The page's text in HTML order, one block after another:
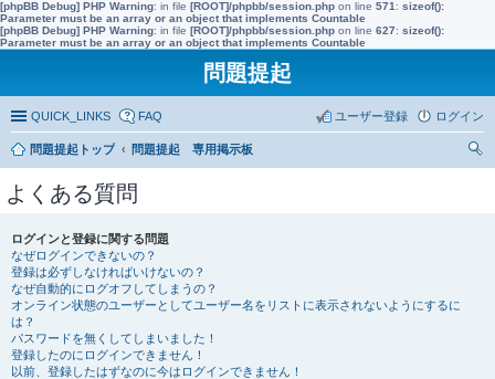
[phpBB Debug] PHP Warning: in file [ROOT]/phpbb/session.php on line 571 : sizeof():
Parameter must be an array or an object that implements Countable
[phpBB Debug] PHP Warning: in file [ROOT]/phpbb/session.php on line 627: sizeof():
Parameter must be an array or an object that implements Countable
問題提起
QUICK_LINKS FAQ ログイン
ユーザー登録
問題提起トップ
問題提起 専用掲示板
よくある質問
ログインと登録に関する問題
なぜログインできないの？
登録は必ずしなければいけないの？
なぜ自動的にログオフしてしまうの？
オンライン状態のユーザーとしてユーザー名をリストに表示されないようにするに
は？
パスワードを無くしてしまいました！
登録したのにログインできません！
以前、登録したはずなのに今はログインできません！